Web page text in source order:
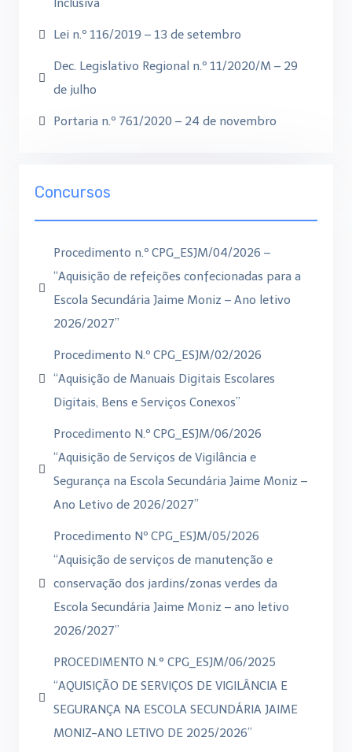
Inclusiva
Lei n.º 116/2019 – 13 de setembro
Dec. Legislativo Regional n.º 11/2020/M – 29
de julho
Portaria n.º 761/2020 – 24 de novembro
Concursos
Procedimento n.º CPG_ESJM/04/2026 –
“Aquisição de refeições confecionadas para a
Escola Secundária Jaime Moniz – Ano letivo
2026/2027”
Procedimento N.º CPG_ESJM/02/2026
“Aquisição de Manuais Digitais Escolares
Digitais, Bens e Serviços Conexos”
Procedimento N.º CPG_ESJM/06/2026
“Aquisição de Serviços de Vigilância e
Segurança na Escola Secundária Jaime Moniz –
Ano Letivo de 2026/2027”
Procedimento Nº CPG_ESJM/05/2026
“Aquisição de serviços de manutenção e
conservação dos jardins/zonas verdes da
Escola Secundária Jaime Moniz – ano letivo
2026/2027”
PROCEDIMENTO N.° CPG_ESJM/06/2025
“AQUISIÇÃO DE SERVIÇOS DE VIGILÂNCIA E
SEGURANÇA NA ESCOLA SECUNDÁRIA JAIME
MONIZ-ANO LETIVO DE 2025/2026”